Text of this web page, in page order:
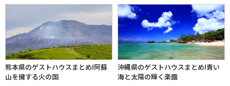
熊本県のゲストハウスまとめ!阿蘇
山を擁する火の国
沖縄県のゲストハウスまとめ!青い
海と太陽の輝く楽園